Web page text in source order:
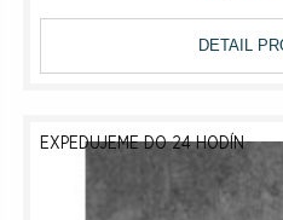
DETAIL
EXPEDUJEME DO 24 HODÍN